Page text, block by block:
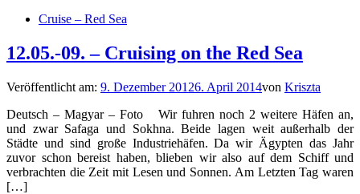
Cruise – Red Sea
12.05.-09. – Cruising on the Red Sea
Veröffentlicht am: 9. Dezember 20126. April 2014von Kriszta
Deutsch – Magyar – Foto Wir fuhren noch 2 weitere Häfen an,
und zwar Safaga und Sokhna. Beide lagen weit außerhalb der
Städte und sind große Industriehäfen. Da wir Ägypten das Jahr
zuvor schon bereist haben, blieben wir also auf dem Schiff und
verbrachten die Zeit mit Lesen und Sonnen. Am Letzten Tag waren
[…]